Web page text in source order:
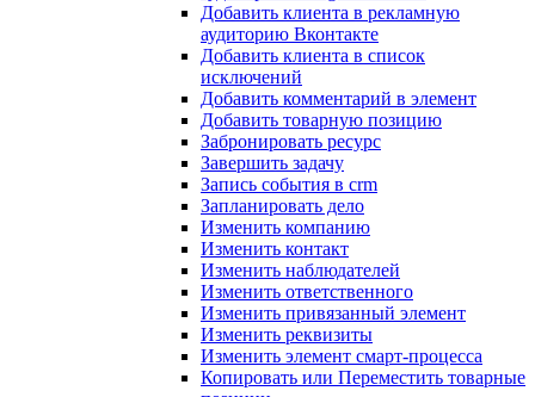
Добавить клиента в рекламную
аудиторию Вконтакте
Добавить клиента в список
исключений
Добавить комментарий в элемент
Добавить товарную позицию
Забронировать ресурс
Завершить задачу
Запись события в crm
Запланировать дело
Изменить компанию
Изменить контакт
Изменить наблюдателей
Изменить ответственного
Изменить привязанный элемент
Изменить реквизиты
Изменить элемент смарт-процесса
Копировать или Переместить товарные